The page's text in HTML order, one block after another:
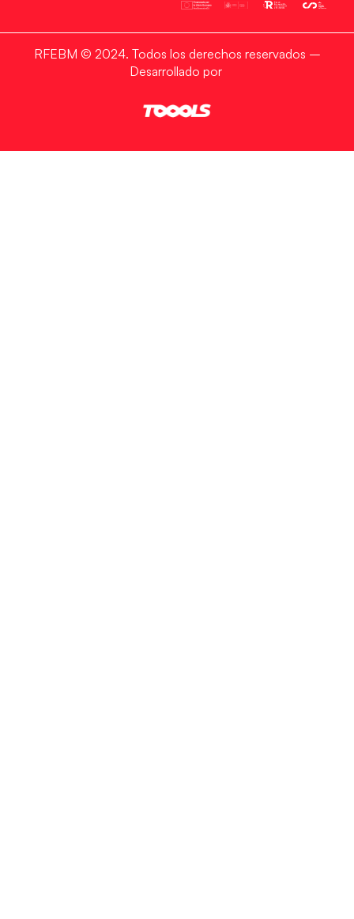
RFEBM © 2024. Todos los derechos reservados –
Desarrollado por